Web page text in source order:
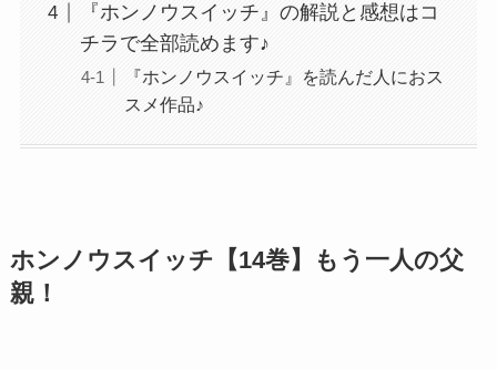
『ホンノウスイッチ』の解説と感想はコ
チラで全部読めます♪
『ホンノウスイッチ』を読んだ人におス
スメ作品♪
ホンノウスイッチ【14巻】もう一人の父
親！